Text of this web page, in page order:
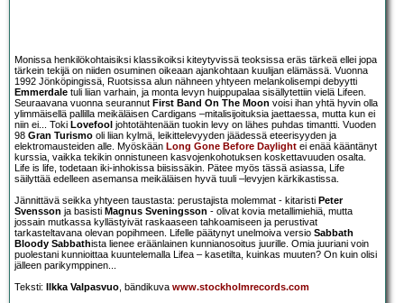
Monissa henkilökohtaisiksi klassikoiksi kiteytyvissä teoksissa eräs tärkeä ellei jopa
tärkein tekijä on niiden osuminen oikeaan ajankohtaan kuulijan elämässä. Vuonna
1992 Jönköpingissä, Ruotsissa alun nähneen yhtyeen melankolisempi debyytti
Emmerdale tuli liian varhain, ja monta levyn huippupalaa sisällytettiin vielä Lifeen.
Seuraavana vuonna seurannut First Band On The Moon voisi ihan yhtä hyvin olla
ylimmäisellä pallilla meikäläisen Cardigans –mitalisijoituksia jaettaessa, mutta kun ei
niin ei... Toki Lovefool johtotähtenään tuokin levy on lähes puhdas timantti. Vuoden
98 Gran Turismo oli liian kylmä, leikittelevyyden jäädessä eteerisyyden ja
elektromausteiden alle. Myöskään Long Gone Before Daylight ei enää kääntänyt
kurssia, vaikka tekikin onnistuneen kasvojenkohotuksen koskettavuuden osalta.
Life is life, todetaan iki-inhokissa biisissäkin. Pätee myös tässä asiassa, Life
säilyttää edelleen asemansa meikäläisen hyvä tuuli –levyjen kärkikastissa.
Jännittävä seikka yhtyeen taustasta: perustajista molemmat - kitaristi Peter
Svensson ja basisti Magnus Sveningsson - olivat kovia metallimiehiä, mutta
jossain mutkassa kyllästyivät raskaaseen tahkoamiseen ja perustivat
tarkasteltavana olevan popihmeen. Lifelle päätynyt unelmoiva versio Sabbath
Bloody Sabbathista lienee eräänlainen kunnianosoitus juurille. Omia juuriani voin
puolestani kunnioittaa kuuntelemalla Lifea – kasetilta, kuinkas muuten? On kuin olisi
jälleen parikymppinen...
Teksti:
Ilkka Valpasvuo, bändikuva www.stockholmrecords.com